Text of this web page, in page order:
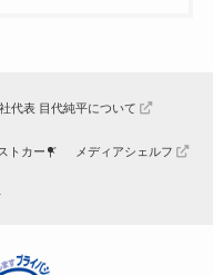
代表 目代純平について
トカード メディアシェルフ